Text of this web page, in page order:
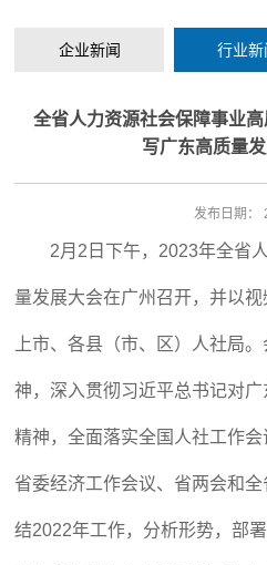
企业新闻 行业新
全省人力资源社会保障事业
写广东高质量
发布日期：
2月2日下午，2023年全省人
量发展大会在广州召开，并以
上市、各县（市、区）人社局
神，深入贯彻习近平总书记对
精神，全面落实全国人社工作会
省委经济工作会议、省两会和
结2022年工作，分析形势，部